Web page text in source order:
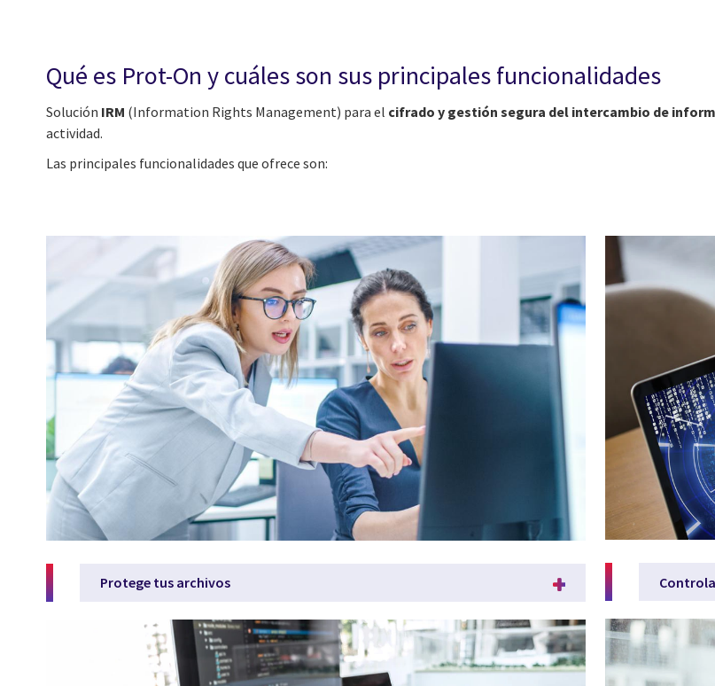
Qué es Prot-On y cuáles son sus principales funcionalidades
Solución IRM (Information Rights Management) para el cifrado y gestión segura del intercambio de
actividad.
Las principales funcionalidades que ofrece son:
Protege tus archivos